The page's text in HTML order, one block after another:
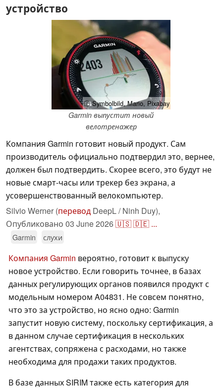
устройство
ⓘ Symbolbild, Mario, Pixabay
Garmin выпустит новый
велотренажер
Компания Garmin готовит новый продукт. Сам
производитель официально подтвердил это, вернее,
должен был подтвердить. Скорее всего, это будут не
новые смарт-часы или трекер без экрана, а
усовершенствованный велокомпьютер.
Silvio Werner (перевод DeepL / Ninh Duy),
Опубликовано 03 June 2026🇺🇸🇩🇪 ...
Garmin слухи
Компания Garmin вероятно, готовит к выпуску
новое устройство. Если говорить точнее, в базах
данных регулирующих органов появился продукт с
модельным номером A04831. Не совсем понятно,
что это за устройство, но ясно одно: Garmin
запустит новую систему, поскольку сертификация, а
в данном случае сертификация в нескольких
агентствах, сопряжена с расходами, но также
необходима для продажи таких продуктов.
В базе данных SIRIM также есть категория для